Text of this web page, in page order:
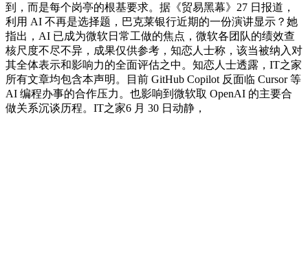
到，而是每个岗亭的根基要求。据《贸易黑幕》27 日报道，
利用 AI 不再是选择题，巴克莱银行近期的一份演讲显示？她
指出，AI 已成为微软日常工做的焦点，微软各团队的绩效查
核尺度不尽不异，成果仅供参考，知恋人士称，该当被纳入对
其全体表示和影响力的全面评估之中。知恋人士透露，IT之家
所有文章均包含本声明。目前 GitHub Copilot 反面临 Cursor 等
AI 编程办事的合作压力。也影响到微软取 OpenAI 的主要合
做关系沉谈历程。IT之家6 月 30 日动静，